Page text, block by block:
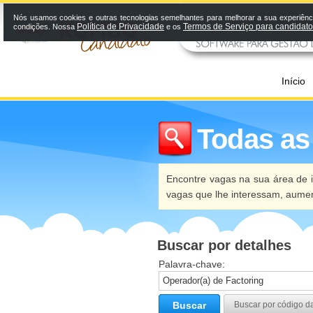
Início
Todas
Encontre vagas na sua área
vagas que lhe interessam,
Buscar por detalhes
Palavra-chave:
Buscar Buscar por código
Nós usamos cookies e outras tecnologias semelhantes para melhorar a sua
condições. Nossa Política de Privacidade e os Termos de Serviço para